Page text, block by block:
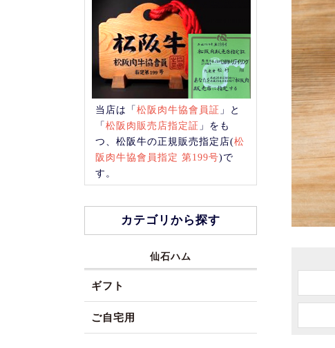
当店は「松阪肉牛協會員証 」と
「松阪肉販売店指定証 」をも
つ、松阪牛の正規販売指定店(松
阪肉牛協會員指定 第199号)で
す。
カテゴリから探す
仙石ハム
ギフト
ご自宅用